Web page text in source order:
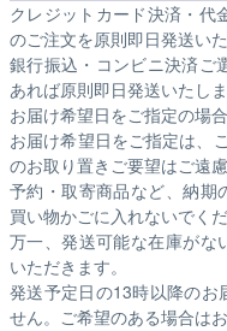
クレジットカード決済・代
のご注文を原則即日発送いた
銀行振込・コンビニ決済ご
あれば原則即日発送いたしま
お届け希望日をご指定の場
お届け希望日をご指定は、
のお取り置きご要望はご遠慮
予約・取寄商品など、納期
買い物かごに入れないでくだ
万一、発送可能な在庫がな
いただきます。
発送予定日の13時以降のお
せん。ご希望のある場合は